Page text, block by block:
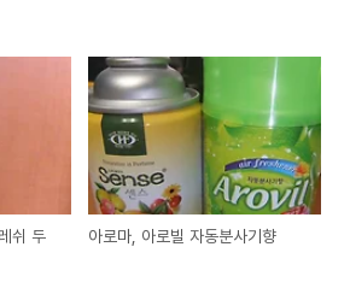
쉬 두
아로마, 아로빌 자동분사기향